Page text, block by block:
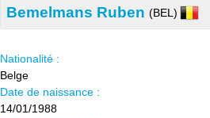
Bemelmans Ruben (BEL)
Nationalité :
Belge
Date de naissance :
14/01/1988